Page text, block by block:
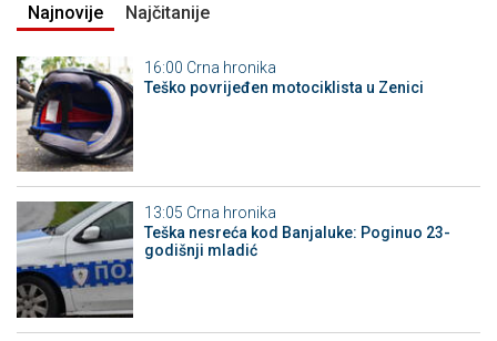
Najnovije Najčitanije
16:00 Crna hronika
Teško povrijeđen motociklista u Zenici
13:05 Crna hronika
Teška nesreća kod Banjaluke: Poginuo 23-
godišnji mladić